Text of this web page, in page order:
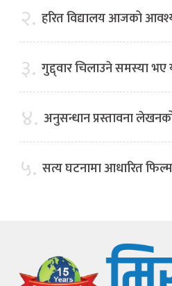
२. हरित विद्यालय आजको
३. गुद्द्वार चिलाउने समस्या भए
४. अनुसन्धान प्रस्तावना
५. सत्य घटनामा आधारित फिल्म